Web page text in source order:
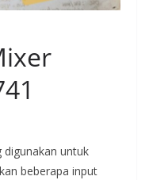
digunakan untuk
beberapa input